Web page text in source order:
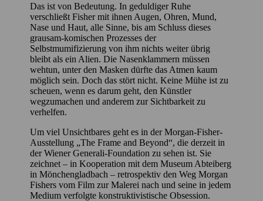
Das ist von Bedeutung. In geduldiger Ruhe
verschließt Fisher mit ihnen Augen, Ohren, Mund,
Nase und Haut, alle Sinne, bis am Schluss dieses
grausam-komischen Prozesses der
Selbstmumifizierung von ihm nichts weiter übrig
bleibt als ein Alien. Die Nasenklammern müssen
wehtun, unter den Masken dürfte das Atmen kaum
möglich sein. Doch das stört nicht. Keine Mühe ist zu
scheuen, wenn es darum geht, den Künstler
wegzumachen und anderem zur Sichtbarkeit zu
verhelfen.
Um viel Unsichtbares geht es in der Morgan-Fisher-
Ausstellung „The Frame and Beyond“, die derzeit in
der Wiener Generali-Foundation zu sehen ist. Sie
zeichnet – in Kooperation mit dem Museum Abteiberg
in Mönchengladbach – retrospektiv den Weg Morgan
Fishers vom Film zur Malerei nach und seine in jedem
Medium verfolgte konstruktivistische Obsession.